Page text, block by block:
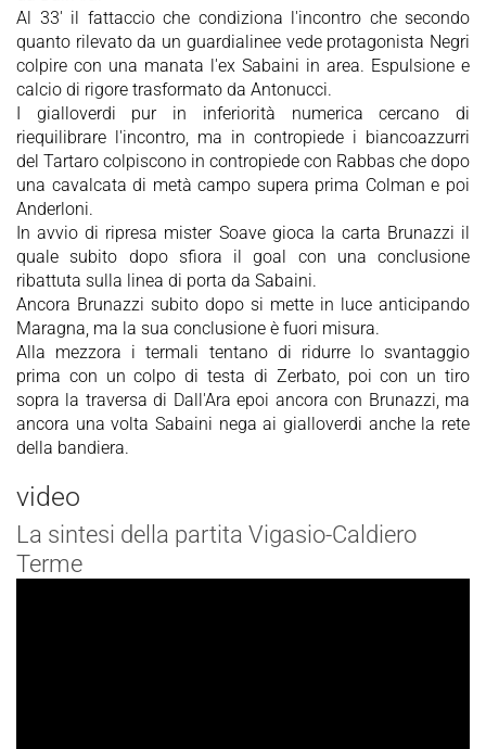
Al 33' il fattaccio che condiziona l'incontro che secondo
quanto rilevato da un guardialinee vede protagonista Negri
colpire con una manata l'ex Sabaini in area. Espulsione e
calcio di rigore trasformato da Antonucci.
I gialloverdi pur in inferiorità numerica cercano di
riequilibrare l'incontro, ma in contropiede i biancoazzurri
del Tartaro colpiscono in contropiede con Rabbas che dopo
una cavalcata di metà campo supera prima Colman e poi
Anderloni.
In avvio di ripresa mister Soave gioca la carta Brunazzi il
quale subito dopo sfiora il goal con una conclusione
ribattuta sulla linea di porta da Sabaini.
Ancora Brunazzi subito dopo si mette in luce anticipando
Maragna, ma la sua conclusione è fuori misura.
Alla mezzora i termali tentano di ridurre lo svantaggio
prima con un colpo di testa di Zerbato, poi con un tiro
sopra la traversa di Dall'Ara epoi ancora con Brunazzi, ma
ancora una volta Sabaini nega ai gialloverdi anche la rete
della bandiera.
video
La sintesi della partita Vigasio-Caldiero
Terme